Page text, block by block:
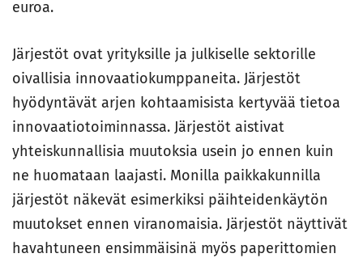
euroa.
Järjestöt ovat yrityksille ja julkiselle sektorille
oivallisia innovaatiokumppaneita. Järjestöt
hyödyntävät arjen kohtaamisista kertyvää tietoa
innovaatiotoiminnassa. Järjestöt aistivat
yhteiskunnallisia muutoksia usein jo ennen kuin
ne huomataan laajasti. Monilla paikkakunnilla
järjestöt näkevät esimerkiksi päihteidenkäytön
muutokset ennen viranomaisia. Järjestöt näyttivät
havahtuneen ensimmäisinä myös paperittomien